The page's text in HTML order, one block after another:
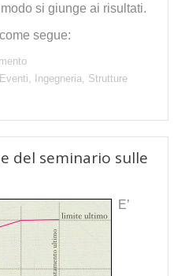
si giunge ai risultati.
segue:
Eventi Ingegneria
Strutture
del seminario sulle
E’